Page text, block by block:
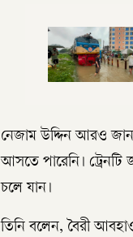
নেজাম উদ্দিন আরও
আসতে পারেনি। ট্রেনটি
চলে যান।
তিনি বলেন, বৈরী